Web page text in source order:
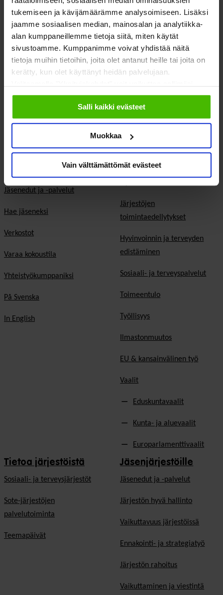
tukemiseen ja kävijämäärämme analysoimiseen. Lisäksi
jaamme sosiaalisen median, mainosalan ja analytiikka-
alan kumppaneillemme tietoja siitä, miten käytät
sivustoamme. Kumppanimme voivat yhdistää näitä
tietoja muihin tietoihin, joita olet antanut heille tai joita on
kerätty, kun olet käyttänyt heidän palvelujaan.
evästeisiin.
Salli kaikki evästeet
Muokkaa
Vain välttämättömät evästeet
SOSTE Suomen sosiaali ja terveys ry
Yliopistonkatu 5
00100 Helsinki
Tietoa Sostesta
Jäsenedut ja -palvelut
Hae jäseneksi
Verkostot
Varaa kokoustila
Yhteistyökumppaniksi
På Svenska
In English
Kansalaisyhteiskunta ja
demokratia
Järjestöjen
toimintaedellytykset
Hyvinvoinnin ja terveyden
edistäminen
Sosiaali- ja terveyspalvelut
Toimeentulo
Työllisyys
Ilmastonmuutos
EU & kansainvälinen työ
Vaalit
Eduskuntavaalit
Kunta- ja aluevaalit
Europarlamenttivaalit
Tietoa järjestöistä
Sosiaali- ja terveysjärjestöt
Sote-järjestöjen
palvelutoiminta
Teemapäivät
Jäsenjärjestöille
Jäsen­edut ja -palvelut
Järjestön hyvä hallinto
Vaikuttavuus järjestöissä
Ennakointi- ja strategiatyö
Järjestön rahoitus
Vaikuttaminen ja viestintä